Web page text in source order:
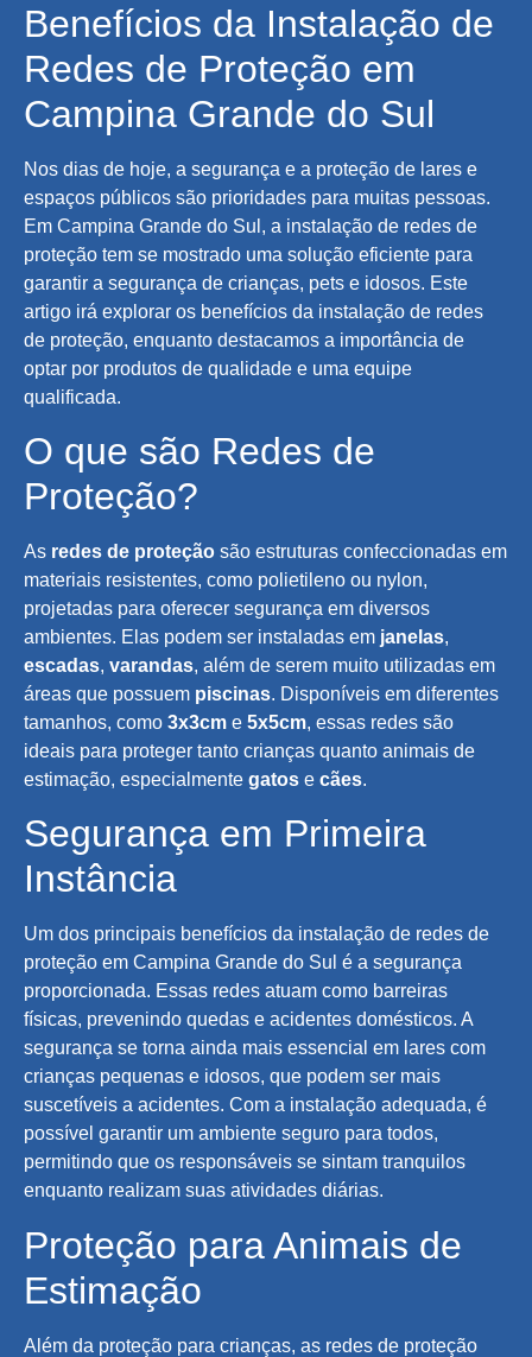
Benefícios da Instalação de
Redes de Proteção em
Campina Grande do Sul
Nos dias de hoje, a segurança e a proteção de lares e
espaços públicos são prioridades para muitas pessoas.
Em Campina Grande do Sul, a instalação de redes de
proteção tem se mostrado uma solução eficiente para
garantir a segurança de crianças, pets e idosos. Este
artigo irá explorar os benefícios da instalação de redes
de proteção, enquanto destacamos a importância de
optar por produtos de qualidade e uma equipe
qualificada.
O que são Redes de
Proteção?
As redes de proteção são estruturas confeccionadas em
materiais resistentes, como polietileno ou nylon,
projetadas para oferecer segurança em diversos
ambientes. Elas podem ser instaladas em janelas,
escadas, varandas, além de serem muito utilizadas em
áreas que possuem piscinas. Disponíveis em diferentes
tamanhos, como 3x3cm e 5x5cm, essas redes são
ideais para proteger tanto crianças quanto animais de
estimação, especialmente gatos e cães.
Segurança em Primeira
Instância
Um dos principais benefícios da instalação de redes de
proteção em Campina Grande do Sul é a segurança
proporcionada. Essas redes atuam como barreiras
físicas, prevenindo quedas e acidentes domésticos. A
segurança se torna ainda mais essencial em lares com
crianças pequenas e idosos, que podem ser mais
suscetíveis a acidentes. Com a instalação adequada, é
possível garantir um ambiente seguro para todos,
permitindo que os responsáveis se sintam tranquilos
enquanto realizam suas atividades diárias.
Proteção para Animais de
Estimação
Além da proteção para crianças, as redes de proteção